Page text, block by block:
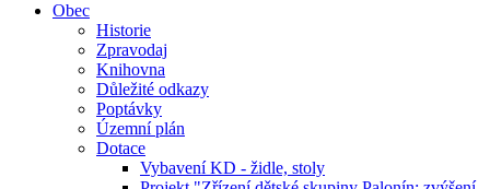
Obec
Historie
Zpravodaj
Knihovna
Důležité odkazy
Poptávky
Územní plán
Dotace
Vybavení KD - židle, stoly